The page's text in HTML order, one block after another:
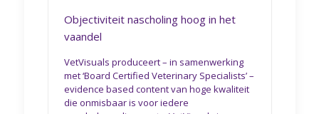
Objectiviteit nascholing hoog in het
vaandel
VetVisuals produceert – in samenwerking
met ‘Board Certified Veterinary Specialists’ –
evidence based content van hoge kwaliteit
die onmisbaar is voor iedere